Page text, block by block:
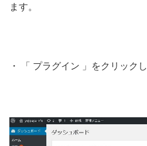
ます。
・ 「 プラグイン 」をクリックし